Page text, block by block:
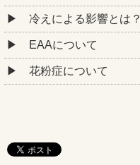
冷えによる影響とは？
EAAについて
花粉症について